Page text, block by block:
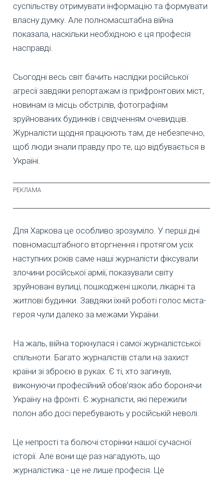
суспільству отримувати інформацію та формувати
власну думку. Але полномасштабна війна
показала, наскільки необхідною є ця професія
насправді.
Сьогодні весь світ бачить наслідки російської
агресії завдяки репортажам із прифронтових міст,
новинам із місць обстрілів, фотографіям
зруйнованих будинків і свідченням очевидців.
Журналісти щодня працюють там, де небезпечно,
щоб люди знали правду про те, що відбувається в
Україні.
Для Харкова це особливо зрозуміло. У перші дні
повномасштабного вторгнення і протягом усіх
наступних років саме наші журналісти фіксували
злочини російської армії, показували світу
зруйновані вулиці, пошкоджені школи, лікарні та
житлові будинки. Завдяки їхній роботі голос міста-
героя чули далеко за межами України.
На жаль, війна торкнулася і самої журналістської
спільноти. Багато журналістів стали на захист
країни зі зброєю в руках. Є ті, хто загинув,
виконуючи професійний обов’язок або боронячи
Україну на фронті. Є журналісти, які пережили
полон або досі перебувають у російській неволі.
Це непрості та болючі сторінки нашої сучасної
історії. Але вони ще раз нагадують, що
журналістика - це не лише професія. Це